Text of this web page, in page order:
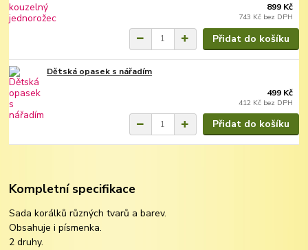
899 Kč
743 Kč bez DPH
Přidat do košíku
Dětská opasek s nářadím
499 Kč
412 Kč bez DPH
Přidat do košíku
Kompletní specifikace
Sada korálků různých tvarů a barev.
Obsahuje i písmenka.
2 druhy.